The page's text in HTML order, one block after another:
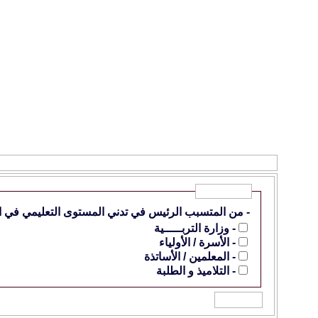
- من المتسبب الرئيس في تدني المستوى التعليمي في
- وزارة التربـــــية
- الأسرة / الأولياء
- المعلمين / الأساتذة
- التلاميذ و الطلبة